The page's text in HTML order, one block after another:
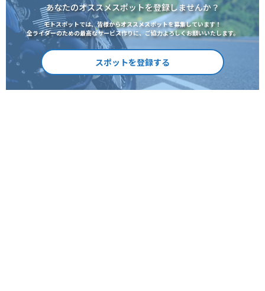
あなたのオススメスポットを登録しませんか？
モトスポットでは、皆様からオススメスポットを募集しています！
全ライダーのための最高なサービス作りに、ご協力よろしくお願いいたします。
スポットを登録する